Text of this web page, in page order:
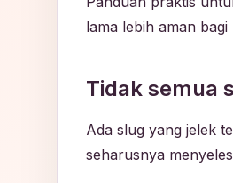
lama lebih aman bagi
Tidak semua
Ada slug yang jelek
seharusnya